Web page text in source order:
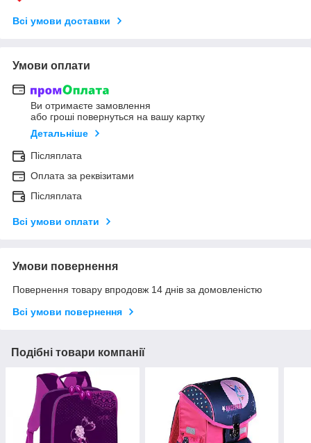
Всі умови доставки
Умови оплати
Ви отримаєте замовлення
або гроші повернуться на вашу картку
Детальніше
Післяплата
Оплата за реквізитами
Післяплата
Всі умови оплати
Умови повернення
Повернення товару впродовж 14 днів за домовленістю
Всі умови повернення
Подібні товари компанії